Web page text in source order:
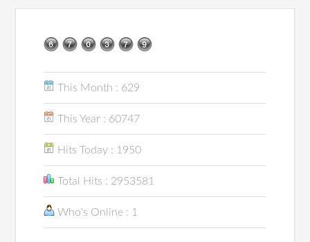
This Month : 629
This Year : 60747
Hits Today : 1950
Total Hits : 2953581
Who's Online : 1